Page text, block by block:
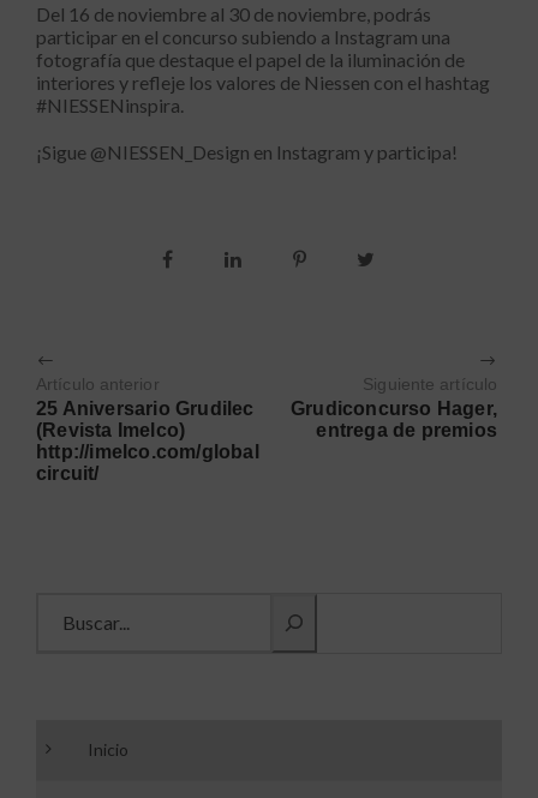
Del 16 de noviembre al 30 de noviembre, podrás
participar en el concurso subiendo a Instagram una
fotografía que destaque el papel de la iluminación de
interiores y refleje los valores de Niessen con el hashtag
#NIESSENinspira.
¡Sigue @NIESSEN_Design en Instagram y participa!
Artículo anterior
25 Aniversario Grudilec
(Revista Imelco)
http://imelco.com/global
circuit/
Siguiente artículo
Grudiconcurso Hager,
entrega de premios
Inicio